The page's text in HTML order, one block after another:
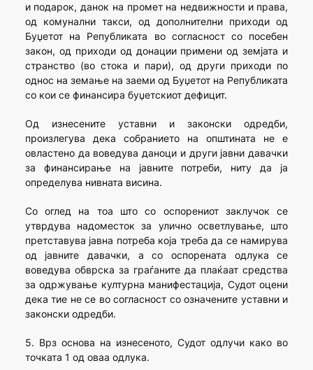
и подарок, данок на промет на недвижности и права,
од комунални такси, од дополнителни приходи од
Буџетот на Републиката во согласност со посебен
закон, од приходи од донации примени од земјата и
странство (во стока и пари), од други приходи по
однос на земање на заеми од Буџетот на Републиката
со кои се финансира буџетскиот дефицит.
Од изнесените уставни и законски одредби,
произлегува дека собранието на општината не е
овластено да воведува даноци и други јавни давачки
за финансирање на јавните потреби, ниту да ја
определува нивната висина.
Со оглед на тоа што со оспорениот заклучок се
утврдува надоместок за улично осветлување, што
претставува јавна потреба која треба да се намирува
од јавните давачки, а со оспорената одлука се
воведува обврска за граѓаните да плаќаат средства
за одржување културна манифестација, Судот оцени
дека тие не се во согласност со означените уставни и
законски одредби.
5. Врз основа на изнесеното, Судот одлучи како во
точката 1 од оваа одлука.